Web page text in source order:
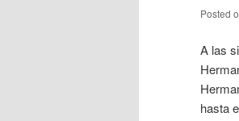
Posted
A las
hasta